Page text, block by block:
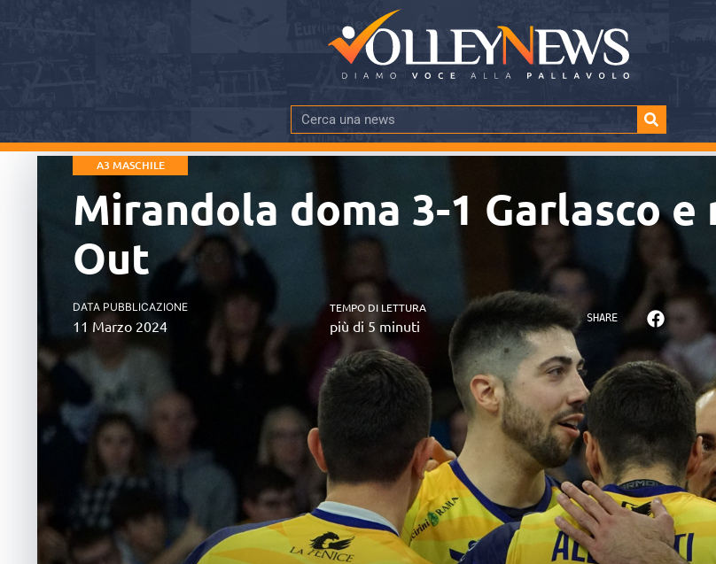
A3 MASCHILE
Mirandola doma 3-1 Garlasco
Out
DATA PUBBLICAZIONE
11 Marzo 2024
TEMPO DI LETTURA
più di 5 minuti SHARE